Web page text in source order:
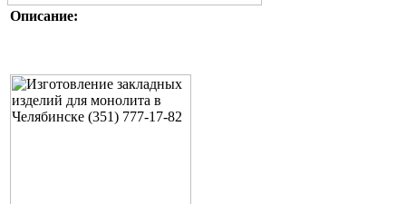
Описание: